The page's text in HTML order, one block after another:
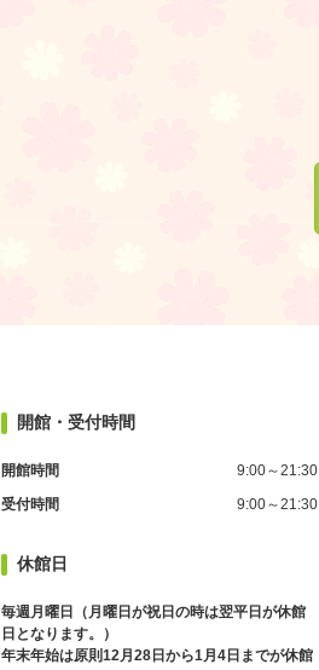
開館・受付時間
開館時間
9:00～21:30
受付時間
9:00～21:30
休館日
毎週月曜日（月曜日が祝日の時は翌平日が休館
日となります。）
年末年始は原則12月28日から1月4日までが休館